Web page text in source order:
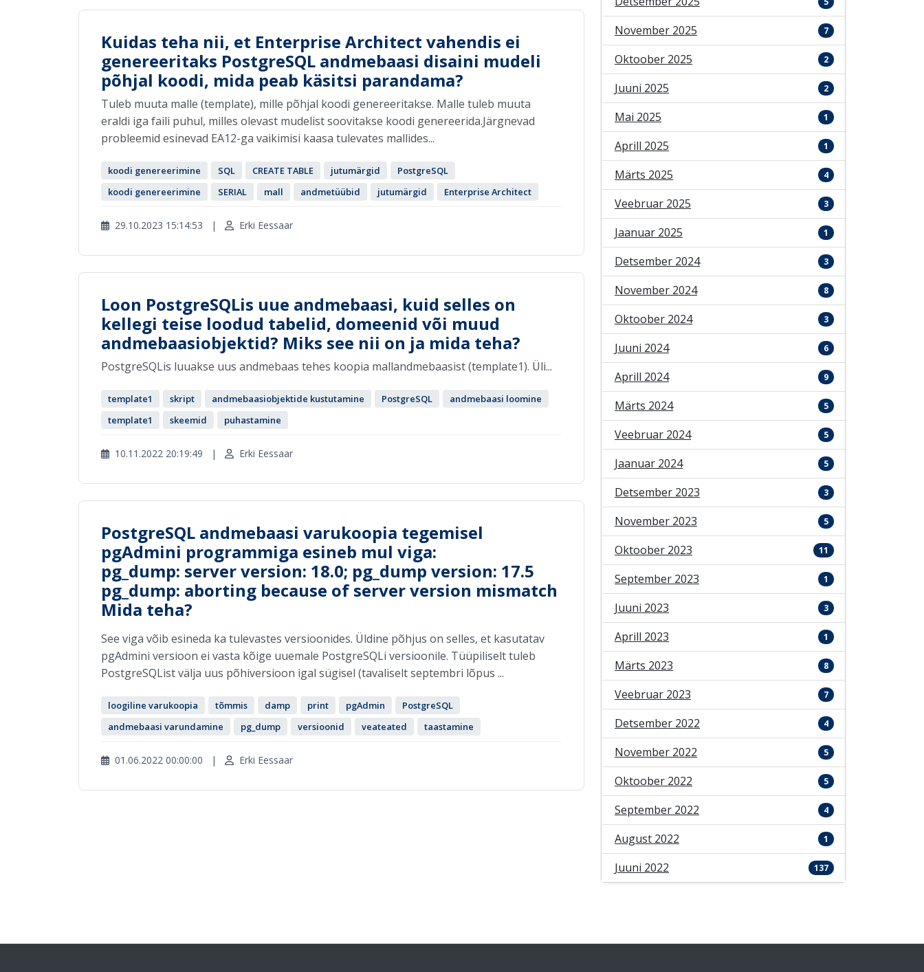
Kuidas teha nii, et Enterprise Architect vahendis ei
genereeritaks PostgreSQL andmebaasi disaini mudeli
põhjal koodi, mida peab käsitsi parandama?
Tuleb muuta malle (template), mille põhjal koodi genereeritakse. Malle tuleb muuta
eraldi iga faili puhul, milles olevast mudelist soovitakse koodi genereerida.Järgnevad
probleemid esinevad EA12-ga vaikimisi kaasa tulevates mallides...
koodi genereerimine SQL CREATE TABLE jutumärgid
PostgreSQL
koodi genereerimine
SERIAL mall andmetüübid jutumärgid Enterprise Architect
29.10.2023 15:14:53 | Erki Eessaar
Loon PostgreSQLis uue andmebaasi, kuid selles on
kellegi teise loodud tabelid, domeenid või muud
andmebaasiobjektid? Miks see nii on ja mida teha?
PostgreSQLis luuakse uus andmebaas tehes koopia mallandmebaasist (template1). Üli...
template1 skript andmebaasiobjektide kustutamine PostgreSQL
andmebaasi loomine
template1
skeemid puhastamine
10.11.2022 20:19:49 | Erki Eessaar
PostgreSQL andmebaasi varukoopia tegemisel
pgAdmini programmiga esineb mul viga:
pg_dump: server version: 18.0; pg_dump version: 17.5
pg_dump: aborting because of server version mismatch
Mida teha?
See viga võib esineda ka tulevastes versioonides. Üldine põhjus on selles, et kasutatav
pgAdmini versioon ei vasta kõige uuemale PostgreSQLi versioonile. Tüüpiliselt tuleb
PostgreSQList välja uus põhiversioon igal sügisel (tavaliselt septembri lõpus ...
loogiline varukoopia tõmmis damp print pgAdmin
PostgreSQL
andmebaasi varundamine
pg_dump versioonid veateated taastamine
01.06.2022 00:00:00 | Erki Eessaar
November 2025 7
Oktoober 2025 2
Juuni 2025 2
Mai 2025 1
Aprill 2025 1
Märts 2025 4
Veebruar 2025 3
Jaanuar 2025 1
Detsember 2024 3
November 2024 8
Oktoober 2024 3
Juuni 2024 6
Aprill 2024 9
Märts 2024 5
Veebruar 2024 5
Jaanuar 2024 5
Detsember 2023 3
November 2023 5
Oktoober 2023 11
September 2023 1
Juuni 2023 3
Aprill 2023 1
Märts 2023 8
Veebruar 2023 7
Detsember 2022 4
November 2022 5
Oktoober 2022 5
September 2022 4
August 2022 1
Juuni 2022 137